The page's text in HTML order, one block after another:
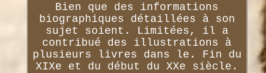
Bien que des informations
biographiques détaillées à son
sujet soient. Limitées, il a
contribué des illustrations à
plusieurs livres dans le. Fin du
XIXe et du début du XXe siècle.